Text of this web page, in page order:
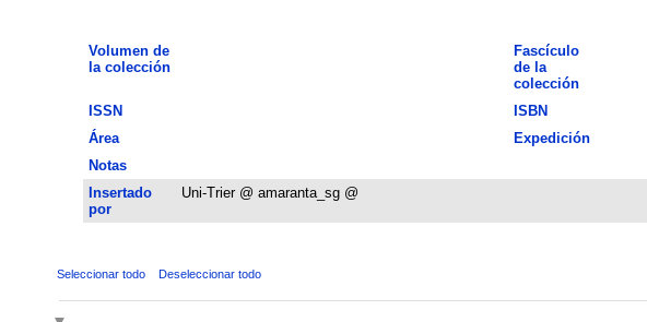
Volumen de
la colección
Fascículo
de la
colección
ISSN ISBN
Área
Expedición
Notas
Insertado
por
Uni-Trier @ amaranta_sg @
Seleccionar todo Deseleccionar todo